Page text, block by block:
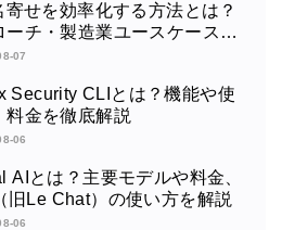
寄せを効率化する方法とは？
ーチ・製造業ユースケース・
較まで解説
07
Security CLIとは？機能や使
料金を徹底解説
06
AIとは？主要モデルや料金、
旧Le Chat）の使い方を解説
06